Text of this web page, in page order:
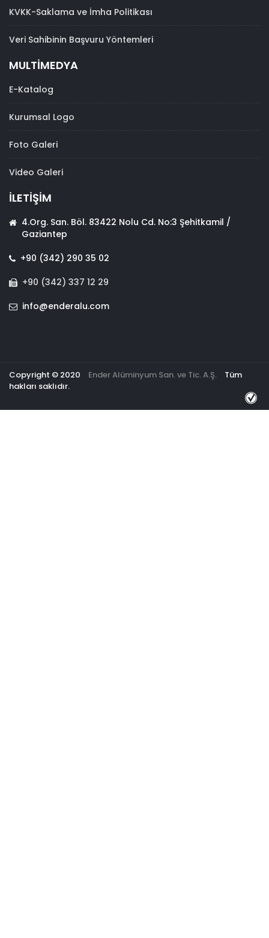
KVKK-Saklama ve İmha Politikası
Veri Sahibinin Başvuru Yöntemleri
MULTİMEDYA
E-Katalog
Kurumsal Logo
Foto Galeri
Video Galeri
İLETİŞİM
4.Org. San. Böl. 83422 Nolu Cd. No:3 Şehitkamil /
Gaziantep
+90 (342) 290 35 02
+90 (342) 337 12 29
info@enderalu.com
Copyright © 2020 Ender Alüminyum San. ve Tic. A.Ş.
Tüm
hakları saklıdır.